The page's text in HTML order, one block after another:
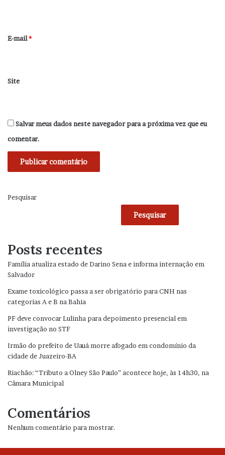
*
E-mail*
Site
Salvar meus dados neste navegador para a próxima vez que eu
comentar.
Pesquisar
Pesquisar
Posts recentes
Família atualiza estado de Darino Sena e informa internação em
Salvador
Exame toxicológico passa a ser obrigatório para CNH nas
categorias A e B na Bahia
PF deve convocar Lulinha para depoimento presencial em
investigação no STF
Irmão do prefeito de Uauá morre afogado em condomínio da
cidade de Juazeiro-BA
Riachão: “Tributo a Olney São Paulo” acontece hoje, às 14h30, na
Câmara Municipal
Comentários
Nenhum comentário para mostrar.